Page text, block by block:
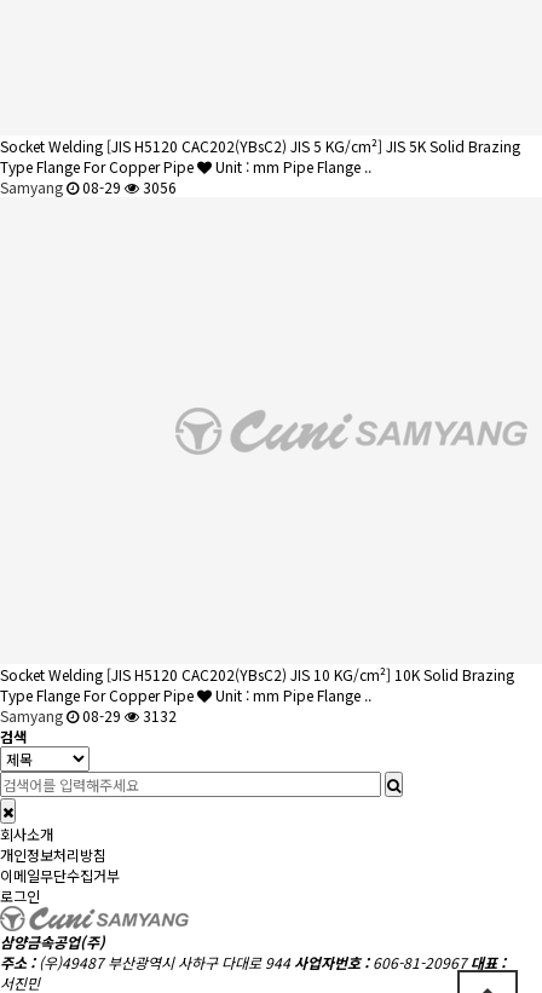
Socket Welding [JIS H5120 CAC202(YBsC2) JIS 5 KG/cm²] JIS 5K Solid Brazing
Type Flange For Copper Pipe
Unit : mm Pipe Flange ..
Samyang
08-29 3056
Socket Welding [JIS H5120 CAC202(YBsC2) JIS 10 KG/cm²] 10K Solid Brazing
Type Flange For Copper Pipe
Unit : mm Pipe Flange ..
Samyang
08-29
3132
검색
회사소개
개인정보처리방침
이메일무단수집거부
로그인
삼양금속공업(주)
주소 : (우)49487 부산광역시 사하구 다대로 944 사업자번호 :606-81-20967 대표 :
서진민